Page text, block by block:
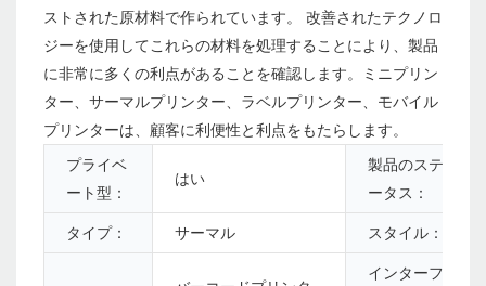
ストされた原材料で作られています。 改善されたテクノロ
ジーを使用してこれらの材料を処理することにより、製品
に非常に多くの利点があることを確認します。ミニプリン
ター、サーマルプリンター、ラベルプリンター、モバイル
プリンターは、顧客に利便性と利点をもたらします。
プライベ
ート型：
はい
製品のステ
ータス：
タイプ： サーマル スタイル：
インターフ